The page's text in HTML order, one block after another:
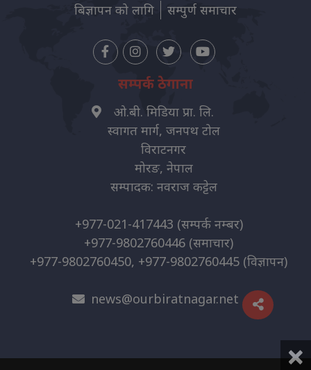
बिज्ञापन को लागि सम्पुर्ण समाचार
सम्पर्क ठेगाना
ओ.बी. मिडिया प्रा. लि.
स्वागत मार्ग, जनपथ टोल
विराटनगर
मोरङ, नेपाल
सम्पादक: नवराज कट्टेल
+977-021-417443 (सम्पर्क नम्बर)
+977-9802760446 (समाचार)
+977-9802760450, +977-9802760445 (विज्ञापन)
news@ourbiratnagar.net
×